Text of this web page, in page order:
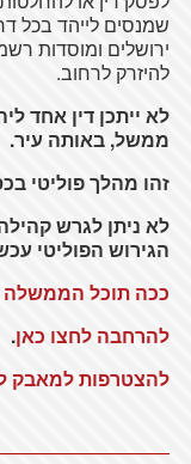
שמנסים לייהד בכל
ירושלים ומוסדות
להיזרק לרחוב.
לא ייתכן דין אחד
ממשל, באותה עיר.
זהו מהלך פוליטי
לא ניתן לגרש
הגירוש הפוליטי
ככה תוכל הממשלה
להרחבה לחצו כאן.
להצטרפות למאבק